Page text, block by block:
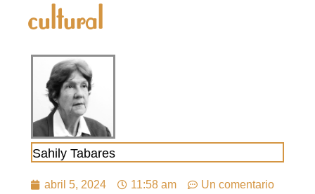
cultural
Sahily Tabares
abril 5, 2024 11:58 am
Un comentario